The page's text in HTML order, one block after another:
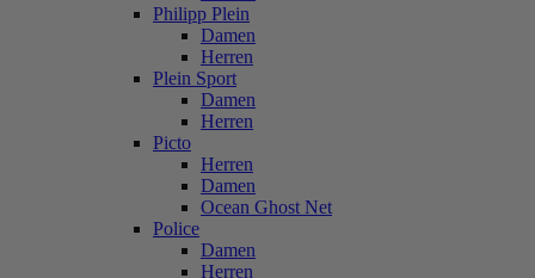
Philipp Plein
Damen
Herren
Plein Sport
Damen
Herren
Picto
Herren
Damen
Ocean Ghost Net
Police
Damen
Herren